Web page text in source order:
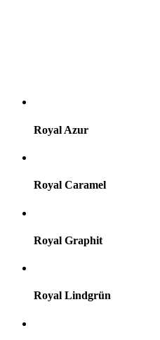
Royal Azur
Royal Caramel
Royal Graphit
Royal Lindgrün